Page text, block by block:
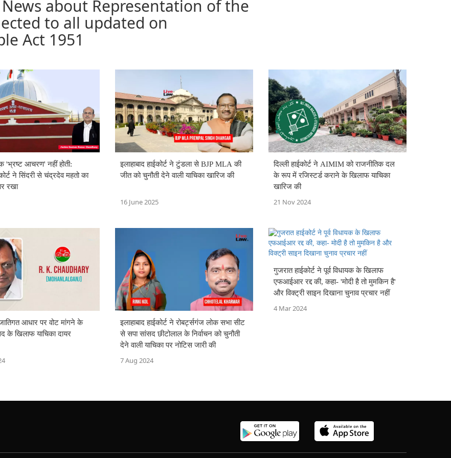
about Representation of the
to all updated on
Act 1951
'भ्रष्ट आचरण' नहीं होती:
ने सिंदरी से चंद्रदेव महतो का
रखा
इलाहाबाद हाईकोर्ट ने टुंडला से BJP MLA की
जीत को चुनौती देने वाली याचिका खारिज की
16 June 2025
दिल्ली हाईकोर्ट ने AIMIM को राजनीतिक दल
के रूप में रजिस्टर्ड कराने के खिलाफ याचिका
खारिज की
21 Nov 2024
आधार पर वोट मांगने के
के खिलाफ याचिका दायर
इलाहाबाद हाईकोर्ट ने रोबर्ट्सगंज लोक सभा सीट
से सपा सांसद छीटोलाल के निर्वाचन को चुनौती
देने वाली याचिका पर नोटिस जारी की
7 Aug 2024
गुजरात हाईकोर्ट ने पूर्व विधायक के खिलाफ
एफआईआर रद्द की, कहा- 'मोदी है तो मुमकिन है'
और विक्ट्री साइन दिखाना चुनाव प्रचार नहीं
4 Mar 2024